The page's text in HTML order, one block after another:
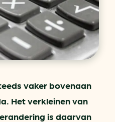
vaker bovenaan
Het verkleinen van
is daarvan